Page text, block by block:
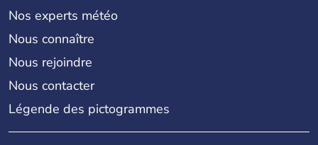
Nos experts météo
Nous connaître
Nous rejoindre
Nous contacter
Légende des pictogrammes